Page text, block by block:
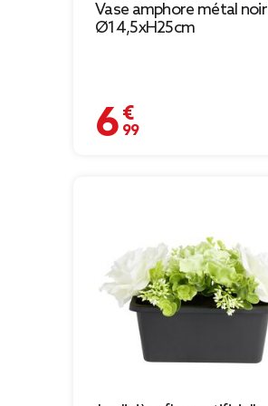
Vase amphore métal noir
Ø14,5xH25cm
6,99 €